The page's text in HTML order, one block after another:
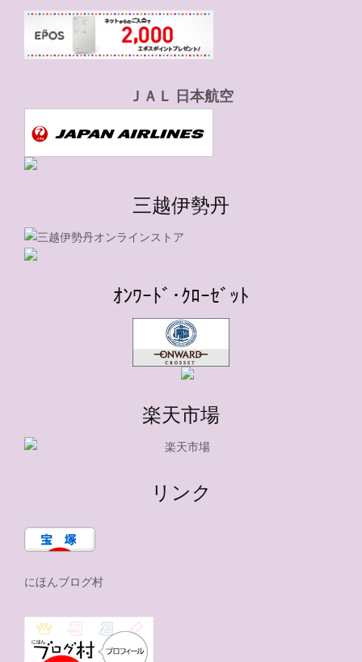
ＪＡＬ 日本航空
三越伊勢丹
ｵﾝﾜｰﾄﾞ･ｸﾛｰｾﾞｯﾄ
楽天市場
リンク
にほんブログ村